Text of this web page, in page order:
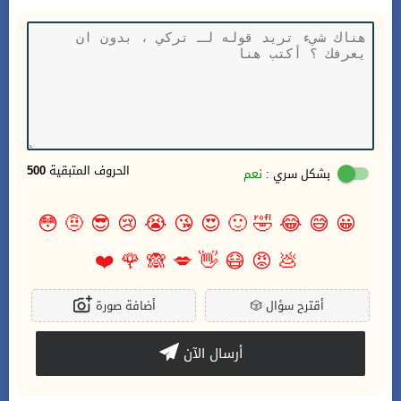
500 الحروف المتبقية بشكل سري : نعم
😀
😅
😂
🤣
🙂
😍
😘
😭
😢
😎
🤨
😳
💩
😡
😷
👋
💋
🙈
🌹
❤️
🎲أقترح سؤال أضافة صورة
أرسال الآن